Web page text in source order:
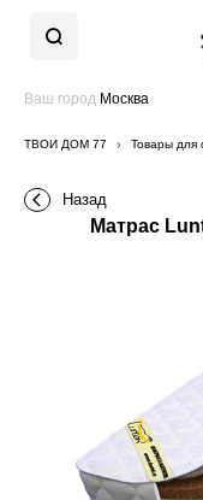
Ваш город Москва
ТВОЙ ДОМ 77 Товары для
Назад
Матрас